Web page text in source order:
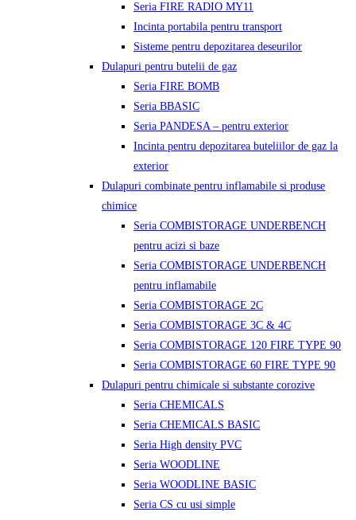
Seria FIRE RADIO MY11
Incinta portabila pentru transport
Sisteme pentru depozitarea deseurilor
Dulapuri pentru butelii de gaz
Seria FIRE BOMB
Seria BBASIC
Seria PANDESA – pentru exterior
Incinta pentru depozitarea buteliilor de gaz la
exterior
Dulapuri combinate pentru inflamabile si produse
chimice
Seria COMBISTORAGE UNDERBENCH
pentru acizi si baze
Seria COMBISTORAGE UNDERBENCH
pentru inflamabile
Seria COMBISTORAGE 2C
Seria COMBISTORAGE 3C & 4C
Seria COMBISTORAGE 120 FIRE TYPE 90
Seria COMBISTORAGE 60 FIRE TYPE 90
Dulapuri pentru chimicale si substante corozive
Seria CHEMICALS
Seria CHEMICALS BASIC
Seria High density PVC
Seria WOODLINE
Seria WOODLINE BASIC
Seria CS cu usi simple